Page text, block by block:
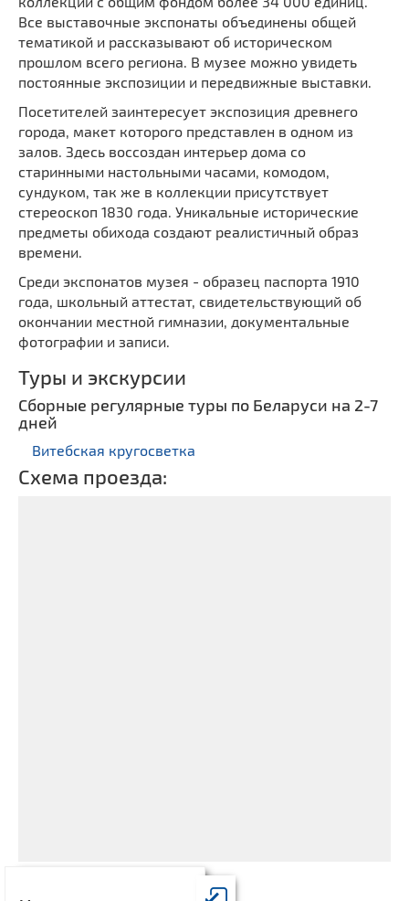
Все выставочные экспонаты объединены общей
тематикой и рассказывают об историческом
прошлом всего региона. В музее можно увидеть
постоянные экспозиции и передвижные выставки.
Посетителей заинтересует экспозиция древнего
города, макет которого представлен в одном из
залов. Здесь воссоздан интерьер дома со
старинными настольными часами, комодом,
сундуком, так же в коллекции присутствует
стереоскоп 1830 года. Уникальные исторические
предметы обихода создают реалистичный образ
времени.
Среди экспонатов музея - образец паспорта 1910
года, школьный аттестат, свидетельствующий об
окончании местной гимназии, документальные
фотографии и записи.
Туры и экскурсии
Сборные регулярные туры по Беларуси на 2-7
дней
Витебская кругосветка
Схема проезда: